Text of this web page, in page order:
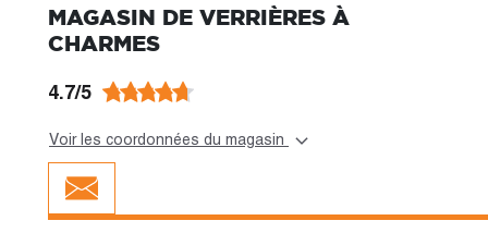
MAGASIN DE VERRIÈRES À
CHARMES
4.7/5
Voir les coordonnées du magasin